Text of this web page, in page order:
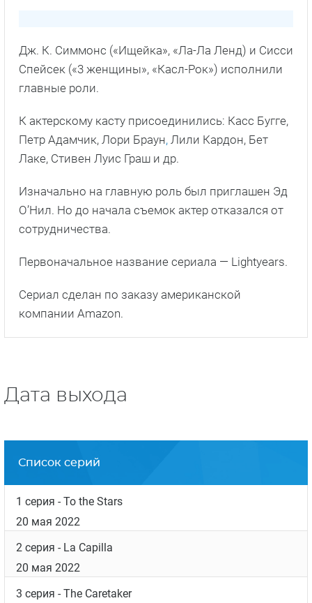
Дж. К. Симмонс («Ищейка», «Ла-Ла Ленд) и Сисси
Спейсек («3 женщины», «Касл-Рок») исполнили
главные роли.
К актерскому касту присоединились: Касс Бугге,
Петр Адамчик, Лори Браун, Лили Кардон, Бет
Лаке, Стивен Луис Граш и др.
Изначально на главную роль был приглашен Эд
О’Нил. Но до начала съемок актер отказался от
сотрудничества.
Первоначальное название сериала — Lightyears.
Сериал сделан по заказу американской
компании Amazon.
Дата выхода
Список серий
1 серия - To the Stars
20 мая 2022
2 серия - La Capilla
20 мая 2022
3 серия - The Caretaker